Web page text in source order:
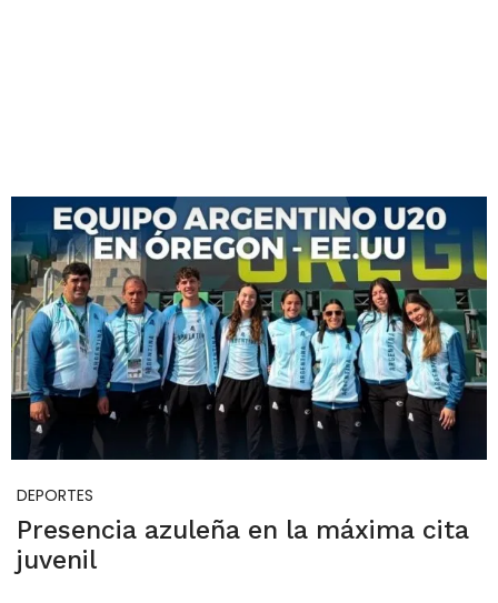
DEPORTES
Presencia azuleña en la máxima cita
juvenil